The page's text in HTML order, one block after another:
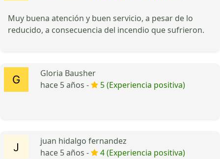
Muy buena atención y buen servicio, a pesar de lo
reducido, a consecuencia del incendio que sufrieron.
Gloria Bausher
hace 5 años -
5 (Experiencia positiva)
juan hidalgo fernandez
hace 5 años -
4 (Experiencia positiva)